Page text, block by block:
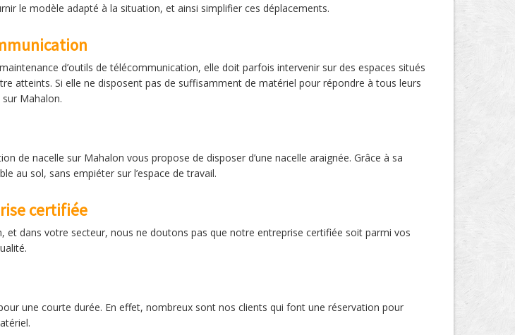
le modèle adapté à la situation, et ainsi simplifier ces déplacements.
d’outils de télécommunication, elle doit parfois intervenir sur des espaces situés
atteints. Si elle ne disposent pas de suffisamment de matériel pour répondre à tous leurs
Mahalon.
de nacelle sur Mahalon vous propose de disposer d’une nacelle araignée. Grâce à sa
au sol, sans empiéter sur l’espace de travail.
certifiée
dans votre secteur, nous ne doutons pas que notre entreprise certifiée soit parmi vos
une courte durée. En effet, nombreux sont nos clients qui font une réservation pour